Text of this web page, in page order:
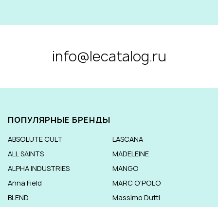
info@lecatalog.ru
ПОПУЛЯРНЫЕ БРЕНДЫ
ABSOLUTE CULT
ALL SAINTS
ALPHA INDUSTRIES
Anna Field
BLEND
LASCANA
MADELEINE
MANGO
MARC O'POLO
Massimo Dutti